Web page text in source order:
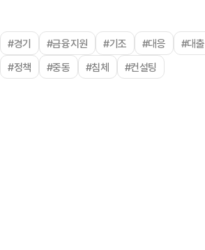
#경기 #금융지원 #기조 #대응 #대출
#정책
#중동 #침체 #컨설팅